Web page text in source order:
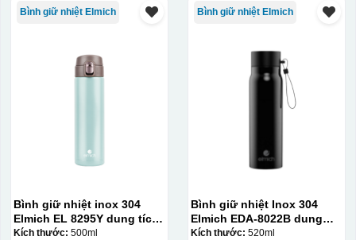
Bình giữ nhiệt Elmich
Bình giữ nhiệt inox 304
Elmich EL 8295Y dung tích
500ml
Kích thước: 500ml
Bình giữ nhiệt Elmich
Bình giữ nhiệt Inox 304
Elmich EDA-8022B dung
tích 520ml
Kích thước: 520ml